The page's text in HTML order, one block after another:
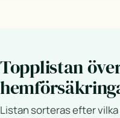
Topplistan
Listan sorteras efter